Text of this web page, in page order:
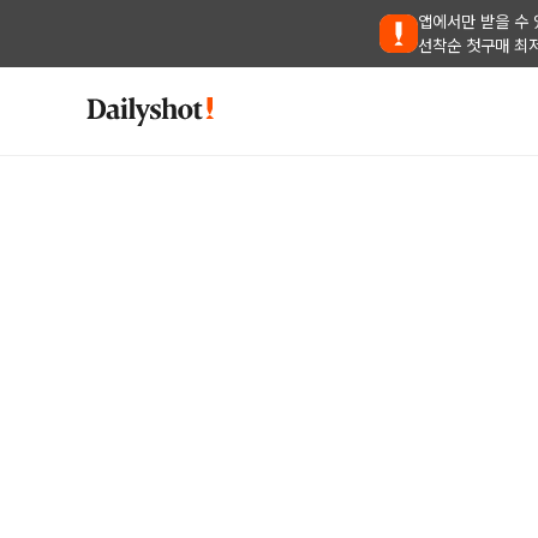
앱에서만 받을 수
선착순 첫구매 최